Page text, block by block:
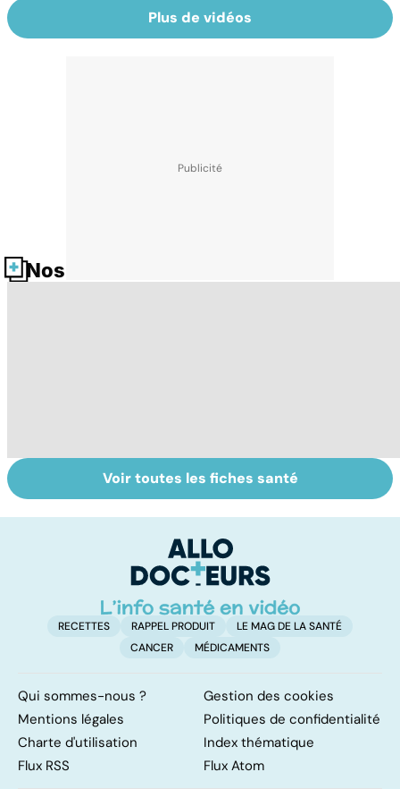
Plus de vidéos
Nos fiches santé
La tuberculose
pulmonaire
Analyses
biologiques :
interpréter ?
Voir toutes les fiches santé
RECETTES RAPPEL PRODUIT
LE MAG DE LA SANTÉ
CANCER
MÉDICAMENTS
Qui sommes-nous ?
Gestion des cookies
Mentions légales
Politiques de confidentialité
Charte d'utilisation
Index thématique
Flux RSS
Flux Atom